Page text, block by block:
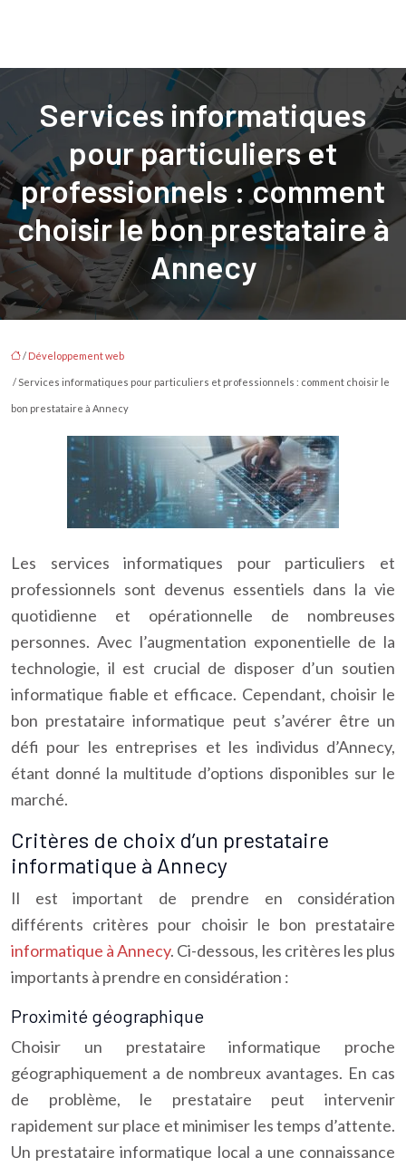
Services informatiques
pour particuliers et
professionnels : comment
choisir le bon prestataire à
Annecy
/ Développement web
/ Services informatiques pour particuliers et professionnels : comment choisir le
bon prestataire à Annecy
Les services informatiques pour particuliers et
professionnels sont devenus essentiels dans la vie
quotidienne et opérationnelle de nombreuses
personnes. Avec l’augmentation exponentielle de la
technologie, il est crucial de disposer d’un soutien
informatique fiable et efficace. Cependant, choisir le
bon prestataire informatique peut s’avérer être un
défi pour les entreprises et les individus d’Annecy,
étant donné la multitude d’options disponibles sur le
marché.
Critères de choix d’un prestataire
informatique à Annecy
Il est important de prendre en considération
différents critères pour choisir le bon prestataire
informatique à Annecy. Ci-dessous, les critères les plus
importants à prendre en considération :
Proximité géographique
Choisir un prestataire informatique proche
géographiquement a de nombreux avantages. En cas
de problème, le prestataire peut intervenir
rapidement sur place et minimiser les temps d’attente.
Un prestataire informatique local a une connaissance